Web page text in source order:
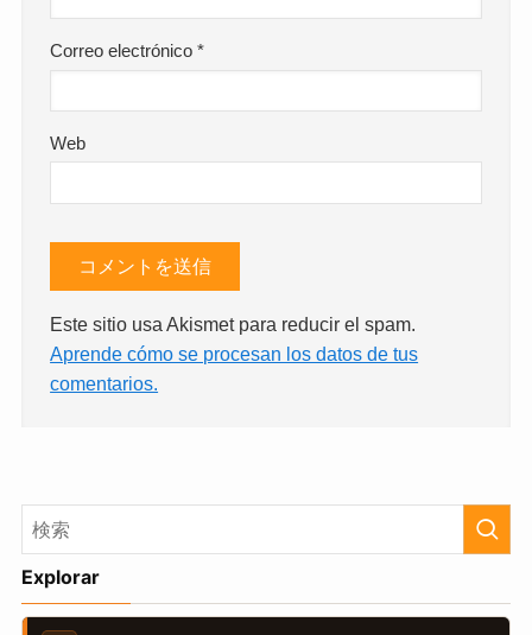
Correo electrónico*
Web
Este sitio usa Akismet para reducir el spam.
Aprende cómo se procesan los datos de tus
comentarios.
Explorar